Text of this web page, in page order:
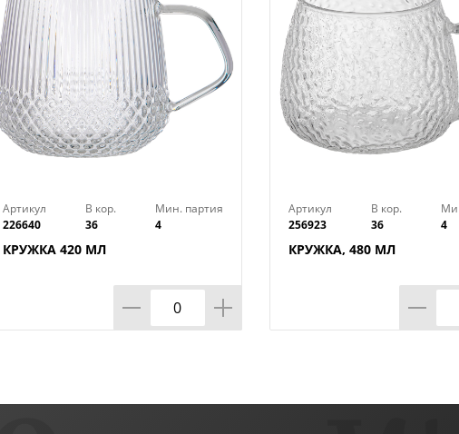
Артикул
226640
В кор.
36
Мин. партия
4
КРУЖКА 420 МЛ
Артикул
256923
В кор.
36
4
КРУЖКА, 480 МЛ